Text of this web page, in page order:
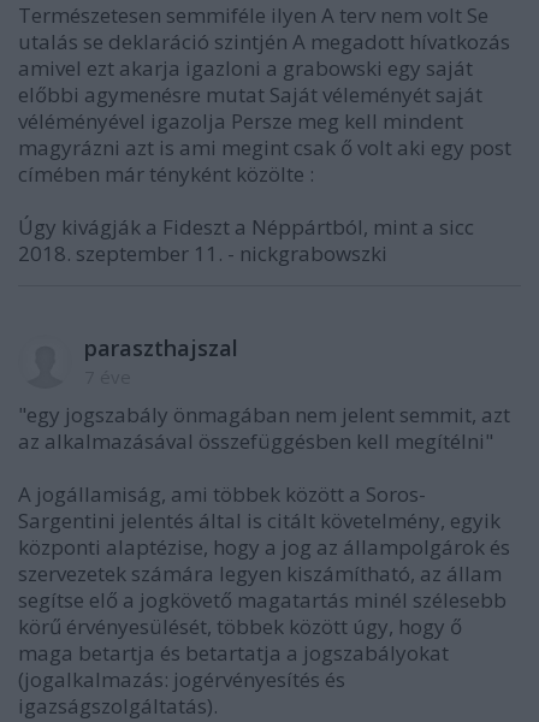
Természetesen semmiféle ilyen A terv nem volt Se
utalás se deklaráció szintjén A megadott hívatkozás
amivel ezt akarja igazloni a grabowski egy saját
előbbi agymenésre mutat Saját véleményét saját
véléményével igazolja Persze meg kell mindent
magyrázni azt is ami megint csak ő volt aki egy post
címében már tényként közölte :
Úgy kivágják a Fideszt a Néppártból, mint a sicc
2018. szeptember 11. - nickgrabowszki
paraszthajszal
"egy jogszabály önmagában nem jelent semmit, azt
az alkalmazásával összefüggésben kell megítélni"
A jogállamiság, ami többek között a Soros-
Sargentini jelentés által is citált követelmény, egyik
központi alaptézise, hogy a jog az állampolgárok és
szervezetek számára legyen kiszámítható, az állam
segítse elő a jogkövető magatartás minél szélesebb
körű érvényesülését, többek között úgy, hogy ő
maga betartja és betartatja a jogszabályokat
(jogalkalmazás: jogérvényesítés és
igazságszolgáltatás).